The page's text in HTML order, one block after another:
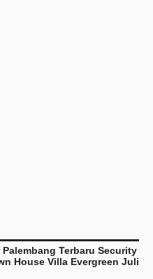
Terbaru Security
House Villa Evergreen Juli